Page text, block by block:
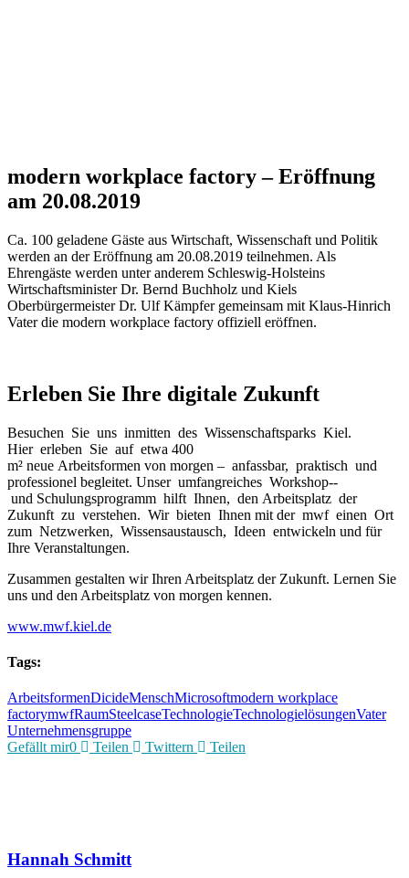
modern workplace factory – Eröffnung
am 20.08.2019
Ca. 100 geladene Gäste aus Wirtschaft, Wissenschaft und Politik
werden an der Eröffnung am 20.08.2019 teilnehmen. Als
Ehrengäste werden unter anderem Schleswig-Holsteins
Wirtschaftsminister Dr. Bernd Buchholz und Kiels
Oberbürgermeister Dr. Ulf Kämpfer gemeinsam mit Klaus-Hinrich
Vater die modern workplace factory offiziell eröffnen.
Erleben Sie Ihre digitale Zukunft
Besuchen Sie uns inmitten des Wissenschaftsparks Kiel.
Hier erleben Sie auf etwa 400
m² neue Arbeitsformen von morgen – anfassbar, praktisch und
professionel begleitet. Unser umfangreiches Workshop-­‐
und Schulungsprogramm hilft Ihnen, den Arbeitsplatz der
Zukunft zu verstehen. Wir bieten Ihnen mit der mwf einen Ort
zum Netzwerken, Wissensaustausch, Ideen entwickeln und für
Ihre Veranstaltungen.
Zusammen gestalten wir Ihren Arbeitsplatz der Zukunft. Lernen Sie
uns und den Arbeitsplatz von morgen kennen.
www.mwf.kiel.de
Tags:
ArbeitsformenDicideMenschMicrosoftmodern workplace
factorymwfRaumSteelcaseTechnologieTechnologielösungenVater
Unternehmensgruppe
Gefällt mir0 Teilen Twittern Teilen
Hannah Schmitt